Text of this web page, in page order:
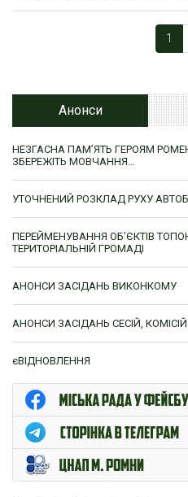
1
Анонси
НЕЗГАСНА ПАМ’ЯТЬ ГЕРОЯМ
ЗБЕРЕЖІТЬ МОВЧАННЯ…
УТОЧНЕНИЙ РОЗКЛАД РУХУ
ПЕРЕЙМЕНУВАННЯ ОБ’ЄКТІВ
ТЕРИТОРІАЛЬНІЙ ГРОМАДІ
АНОНСИ ЗАСІДАНЬ ВИКОНКОМУ
АНОНСИ ЗАСІДАНЬ СЕСІЙ, КОМІСІЙ
єВІДНОВЛЕННЯ
ЦНАП м. Ромни